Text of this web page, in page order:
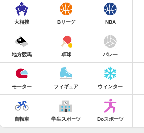
大相撲 Bリーグ NBA
地方競馬 卓球 バレー
モーター フィギュア ウィンター
自転車 学生スポーツ Doスポーツ